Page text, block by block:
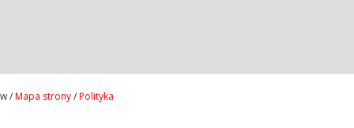
/Mapa strony/Polityka